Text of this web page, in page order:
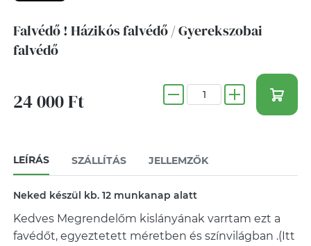
Falvédő ! Házikós falvédő / Gyerekszobai
falvédő
24 000 Ft
LEÍRÁS SZÁLLÍTÁS JELLEMZŐK
Neked készül kb. 12 munkanap alatt
Kedves Megrendelőm kislányának varrtam ezt a
favédőt, egyeztetett méretben és színvilágban .(Itt